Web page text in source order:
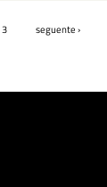
3 seguente ›